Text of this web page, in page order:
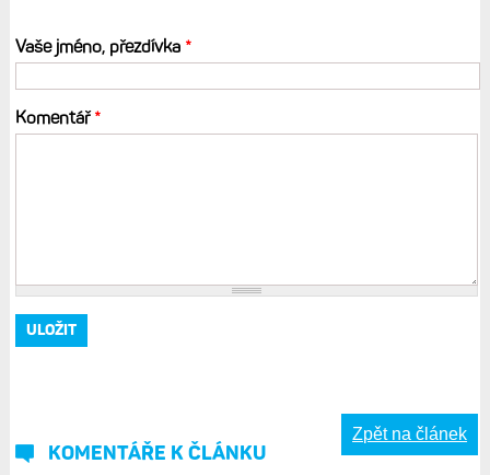
Vaše jméno, přezdívka *
Komentář*
KOMENTÁŘE K ČLÁNKU
Zpět na článek